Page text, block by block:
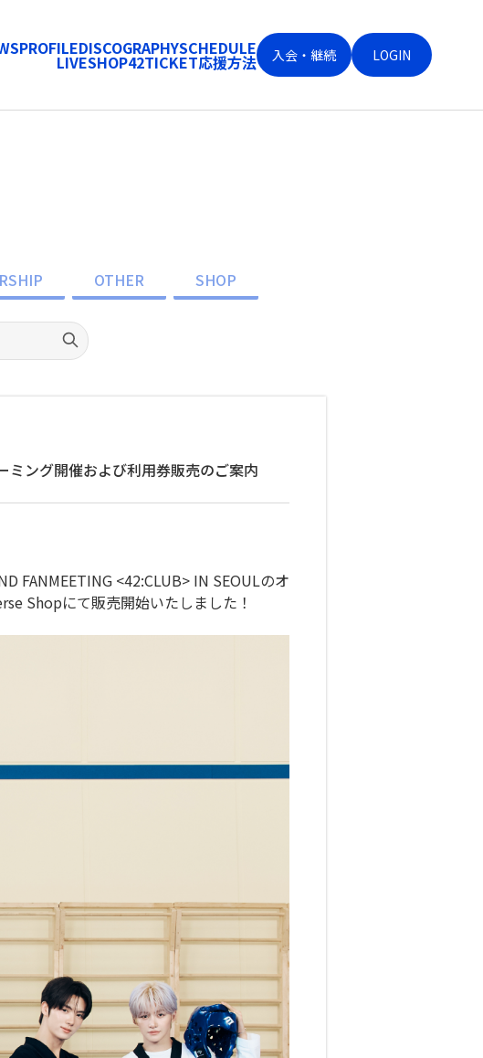
PROFILEDISCOGRAPHYSCHEDULE
LIVESHOP42TICKET応援方法 入会・継続 LOGIN
OTHER SHOP
ミング開催および利用券販売のご案内
FANMEETING <42:CLUB> IN SEOULのオ
Shopにて販売開始いたしました！